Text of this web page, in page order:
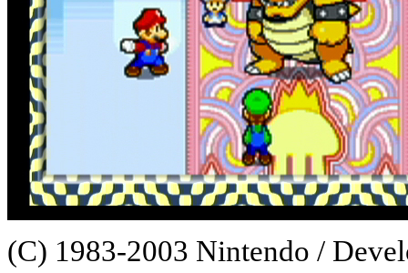
(C) 1983-2003 Nintendo /